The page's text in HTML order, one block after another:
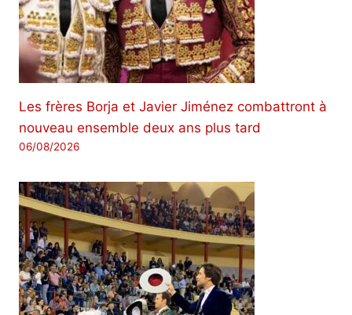
Les frères Borja et Javier Jiménez combattront à
nouveau ensemble deux ans plus tard
06/08/2026